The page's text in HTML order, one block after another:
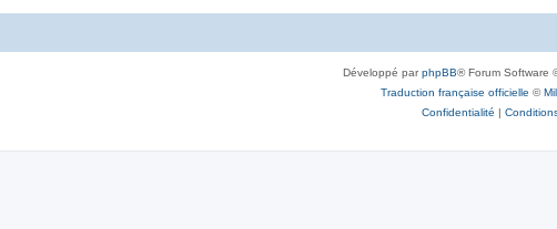
Développé parphpBB® Forum Software
Traduction française officielle ©
Confidentialité |